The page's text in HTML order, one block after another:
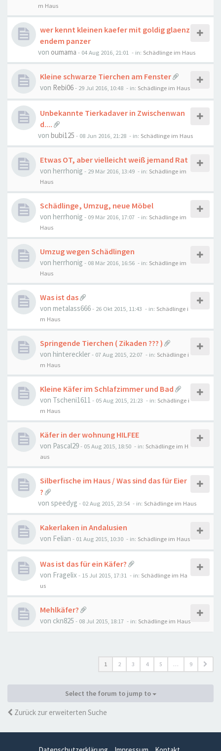
m Haus
wer kennt kleinen kaefer mit goldig glaenz
endem panzer
von oumama - 04 Aug 2016, 21:01 - in: Schädlinge im Haus
Kleine schwarze Tierchen am Fenster
von Rebi06- 29 Jul 2016, 10:48 - in: Schädlinge im Haus
Unbekannte Tierkadaver in Zwischenwan
d....
von bubi125 - 08 Jun 2016, 21:28 - in: Schädlinge im Haus
Etwas OT, aber vielleicht weiß jemand Rat
von herrhonig - 29 Mär 2016, 13:49 - in: Schädlinge im
Haus
Schädlinge, Umzug, neue Möbel
von herrhonig - 09 Mär 2016, 17:07 - in: Schädlinge im
Haus
Umzug wegen Schädlingen
von herrhonig - 08 Mär 2016, 16:56 - in: Schädlinge im
Haus
Was ist das
von metalass666- 26 Okt 2015, 11:43 - in: Schädlinge i
m Haus
Springende Tierchen ( Zikaden ??? )
von hintereckler- 07 Aug 2015, 22:07 - in: Schädlinge i
m Haus
Kleine Käfer im Schlafzimmer und Bad
von Tscheni1611 - 05 Aug 2015, 21:23 - in: Schädlinge i
m Haus
Käfer in der wohnung HILFEE
von Pascal29- 05 Aug 2015, 18:50 - in: Schädlinge im H
aus
Silberfische im Haus / Was sind das für Eier
?
von speedyg - 02 Aug 2015, 23:54 - in: Schädlinge im Haus
Kakerlaken in Andalusien
von Felian - 01 Aug 2015, 10:30 - in: Schädlinge im Haus
Was ist das für ein Käfer?
von Fragelix - 15 Jul 2015, 17:31 - in: Schädlinge im Ha
us
Mehlkäfer?
von ckn825 - 08 Jul 2015, 18:17 - in: Schädlinge im Haus
1 2 3 4 5 … 9
Select the forum to jump to
Zurück zur erweiterten Suche